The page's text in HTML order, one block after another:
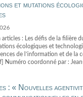
et mutations
: Les défis de la filière
écologiques et
de l’information et de la
Numéro coordonné par :
: « Nouvelles